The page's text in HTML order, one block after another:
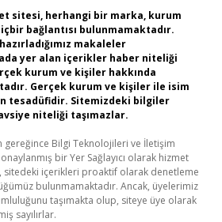
sitesi, herhangi bir marka, kurum
bağlantısı bulunmamaktadır.
makaleler
yer alan içerikler haber niteliği
kurum ve kişiler hakkında
Gerçek kurum ve kişiler ile isim
tesadüfidir. Sitemizdeki bilgiler
niteliği taşımazlar.
gereğince Bilgi Teknolojileri ve İletişim
bir Yer Sağlayıcı olarak hizmet
sitedeki içerikleri proaktif olarak denetleme
bulunmamaktadır. Ancak, üyelerimiz
taşımakta olup, siteye üye olarak
sayılırlar.